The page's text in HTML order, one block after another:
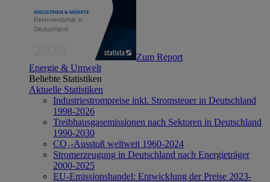
Zum Report
Energie & Umwelt
Beliebte Statistiken
Aktuelle Statistiken
Industriestrompreise inkl. Stromsteuer in Deutschland
1998-2026
Treibhausgasemissionen nach Sektoren in Deutschland
1990-2030
CO₂-Ausstoß weltweit 1960-2024
Stromerzeugung in Deutschland nach Energieträger
2000-2025
EU-Emissionshandel: Entwicklung der Preise 2023-